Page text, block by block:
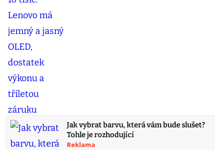
Jak vybrat barvu, která vám bude slušet?
Tohle je rozhodující
Reklama